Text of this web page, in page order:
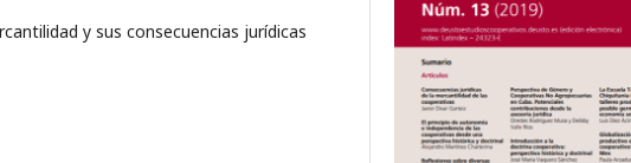
y sus consecuencias jurídicas